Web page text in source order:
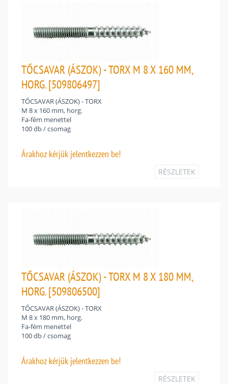
TŐCSAVAR (ÁSZOK) - TORX M 8 X 160 MM,
HORG. [509806497]
TŐCSAVAR (ÁSZOK) - TORX
M 8 x 160 mm, horg.
Fa-fém menettel
100 db / csomag
Árakhoz kérjük jelentkezzen be!
RÉSZLETEK
TŐCSAVAR (ÁSZOK) - TORX M 8 X 180 MM,
HORG. [509806500]
TŐCSAVAR (ÁSZOK) - TORX
M 8 x 180 mm, horg.
Fa-fém menettel
100 db / csomag
Árakhoz kérjük jelentkezzen be!
RÉSZLETEK